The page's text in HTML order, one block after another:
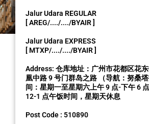
Jalur Udara REGULAR
[ AREG/..../..../BYAIR ]
Jalur Udara EXPRESS
[ MTXP/..../..../BYAIR ]
Address: 仓库地址：广州市花都区花
凰中路 9 号门群岛之路 （导航：努桑
间：星期一至星期六上午 9 点-下午 6
12-1 点午饭时间，星期天休息
Post Code : 510890